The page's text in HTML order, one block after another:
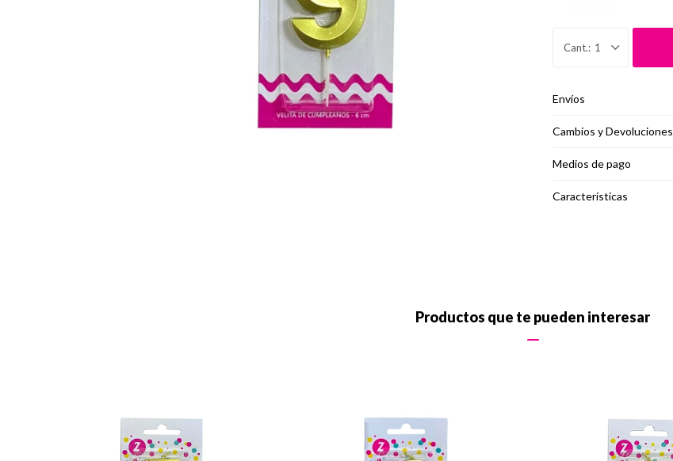
1
Envíos
Cambios y Devoluciones
Medios de pago
Características
Productos que te pueden interesar